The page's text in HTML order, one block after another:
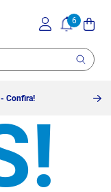
- Confira!